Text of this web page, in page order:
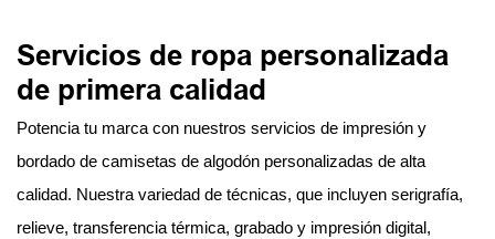
Servicios de ropa personalizada
de primera calidad
Potencia tu marca con nuestros servicios de impresión y
bordado de camisetas de algodón personalizadas de alta
calidad. Nuestra variedad de técnicas, que incluyen serigrafía,
relieve, transferencia térmica, grabado y impresión digital,